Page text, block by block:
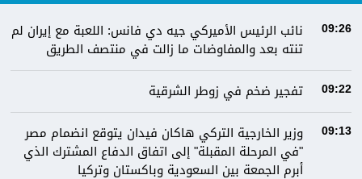
09:26
نائب الرئيس الأميركي جيه دي فانس: اللعبة مع إيران لم
تنته بعد والمفاوضات ما زالت في منتصف الطريق
09:22 تفجير ضخم في زوطر الشرقية
09:13
وزير الخارجية التركي هاكان فيدان يتوقع انضمام مصر
"في المرحلة المقبلة" إلى اتفاق الدفاع المشترك الذي
أبرم الجمعة بين السعودية وباكستان وتركيا